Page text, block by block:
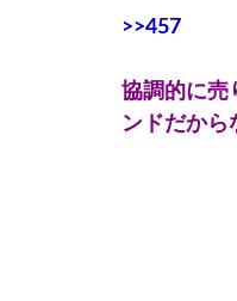
>>457
協調的に売
ンドだから